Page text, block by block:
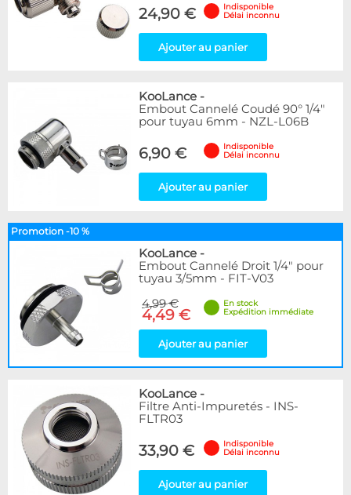
DocMicro
23
1
10
11
7
XSPC
16
Couleur
4
6
Genre
4
3
Mâle / Femelle
Forme
Coudé 90°
1
Disponibilité / Promotions
Articles en stock
Articles en promotions
Appliquer
24,90 €
Indisponible
Délai inconnu
Ajouter au panier
KooLance -
Embout Cannelé Coudé 90° 1/4"
pour tuyau 6mm - NZL-L06B
6,90 €
Indisponible
Délai inconnu
Ajouter au panier
Promotion -10 %
KooLance -
Embout Cannelé Droit 1/4" pour
tuyau 3/5mm - FIT-V03
4,99 €
4,49 €
En stock
Expédition immédiate
Ajouter au panier
KooLance -
Filtre Anti-Impuretés - INS-
FLTR03
33,90 €
Indisponible
Délai inconnu
Ajouter au panier